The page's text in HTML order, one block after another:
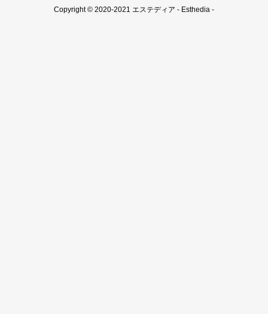
Copyright © 2020-2021 エステディア - Esthedia -